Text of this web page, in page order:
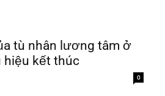
tù nhân lương tâm ở
hiệu kết thúc
0